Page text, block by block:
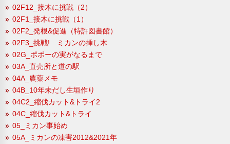
02F12_接木に挑戦（2）
02F1_接木に挑戦（1）
02F2_発根&促進（特許図書館）
02F3_挑戦! ミカンの挿し木
02G_ポポーの実がなるまで
03A_直売所と道の駅
04A_農薬メモ
04B_10年未だし生垣作り
04C2_縮伐カット&トライ2
04C_縮伐カット&トライ
05_ミカン事始め
05A_ミカンの凍害2012&2021年